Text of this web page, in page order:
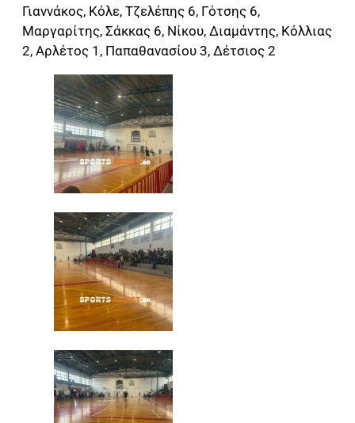
Γιαννάκος, Κόλε, Τζελέπης 6, Γότσης 6,
Μαργαρίτης, Σάκκας 6, Νίκου, Διαμάντης, Κόλλιας
2, Αρλέτος 1, Παπαθανασίου 3, Δέτσιος 2